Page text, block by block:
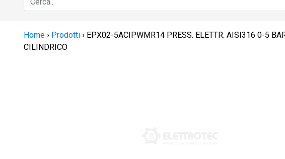
Home › Prodotti › EPX02-5ACIPWMR14 PRESS. ELETTR. AISI316 0-5
CILINDRICO